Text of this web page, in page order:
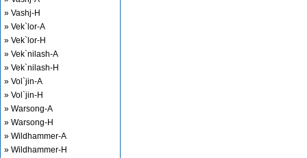
» Vashj-H
» Vek`lor-A
» Vek`lor-H
» Vek`nilash-A
» Vek`nilash-H
» Vol`jin-A
» Vol`jin-H
» Warsong-A
» Warsong-H
» Wildhammer-A
» Wildhammer-H